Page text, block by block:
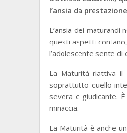
l’ansia da
L’ansia dei
questi aspetti
l’adolescente sente di
La Maturità riattiva il
soprattutto quello
severa e giudicante.
minaccia.
La Maturità è anche